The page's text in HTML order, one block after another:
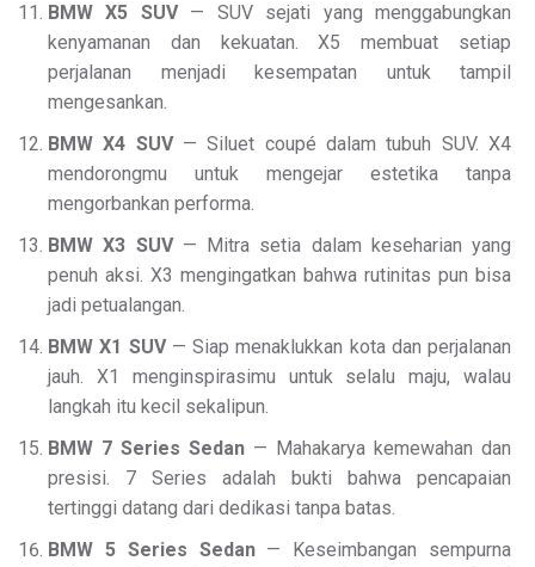
BMW X5 SUV— SUV sejati yang menggabungkan
kenyamanan dan kekuatan. X5 membuat setiap
perjalanan menjadi kesempatan untuk tampil
mengesankan.
BMW X4 SUV— Siluet coupé dalam tubuh SUV. X4
mendorongmu untuk mengejar estetika tanpa
mengorbankan performa.
BMW X3 SUV— Mitra setia dalam keseharian yang
penuh aksi. X3 mengingatkan bahwa rutinitas pun bisa
jadi petualangan.
BMW X1 SUV— Siap menaklukkan kota dan perjalanan
jauh. X1 menginspirasimu untuk selalu maju, walau
langkah itu kecil sekalipun.
BMW 7 Series Sedan — Mahakarya kemewahan dan
presisi. 7 Series adalah bukti bahwa pencapaian
tertinggi datang dari dedikasi tanpa batas.
BMW 5 Series Sedan— Keseimbangan sempurna